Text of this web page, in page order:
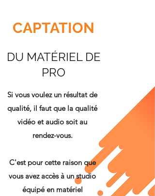
CAPTATION
DU MATÉRIEL DE
PRO
Si vous voulez un résultat de
qualité, il faut que la qualité
vidéo et audio soit au
rendez-vous.
C'est pour cette raison que
vous avez accès à un studio
équipé en matériel